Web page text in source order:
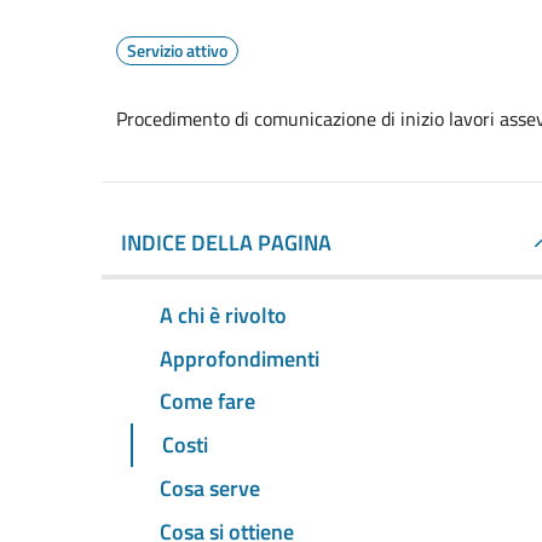
Servizio attivo
Procedimento di comunicazione di inizio lavori
INDICE DELLA PAGINA
A chi è rivolto
Approfondimenti
Come fare
Costi
Cosa serve
Cosa si ottiene